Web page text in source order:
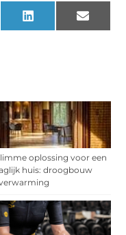
oplossing voor een
huis: droogbouw
LinkedInEmail